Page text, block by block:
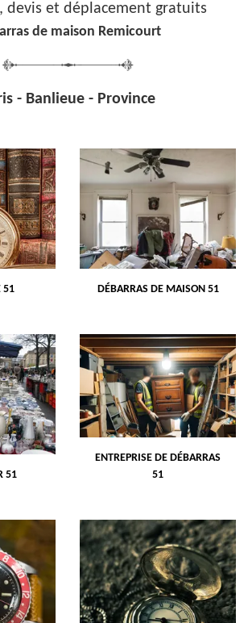
devis et déplacement gratuits
de maison Remicourt
- Banlieue - Province
51 DÉBARRAS DE MAISON 51
51
ENTREPRISE DE DÉBARRAS
51